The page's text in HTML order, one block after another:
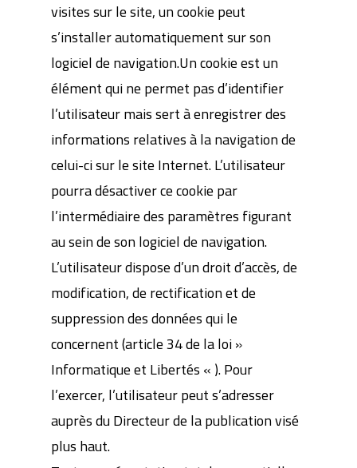
visites sur le site, un cookie peut
s’installer automatiquement sur son
logiciel de navigation.Un cookie est un
élément qui ne permet pas d’identifier
l’utilisateur mais sert à enregistrer des
informations relatives à la navigation de
celui-ci sur le site Internet. L’utilisateur
pourra désactiver ce cookie par
l’intermédiaire des paramètres figurant
au sein de son logiciel de navigation.
L’utilisateur dispose d’un droit d’accès, de
modification, de rectification et de
suppression des données qui le
concernent (article 34 de la loi »
Informatique et Libertés « ). Pour
l’exercer, l’utilisateur peut s’adresser
auprès du Directeur de la publication visé
plus haut.